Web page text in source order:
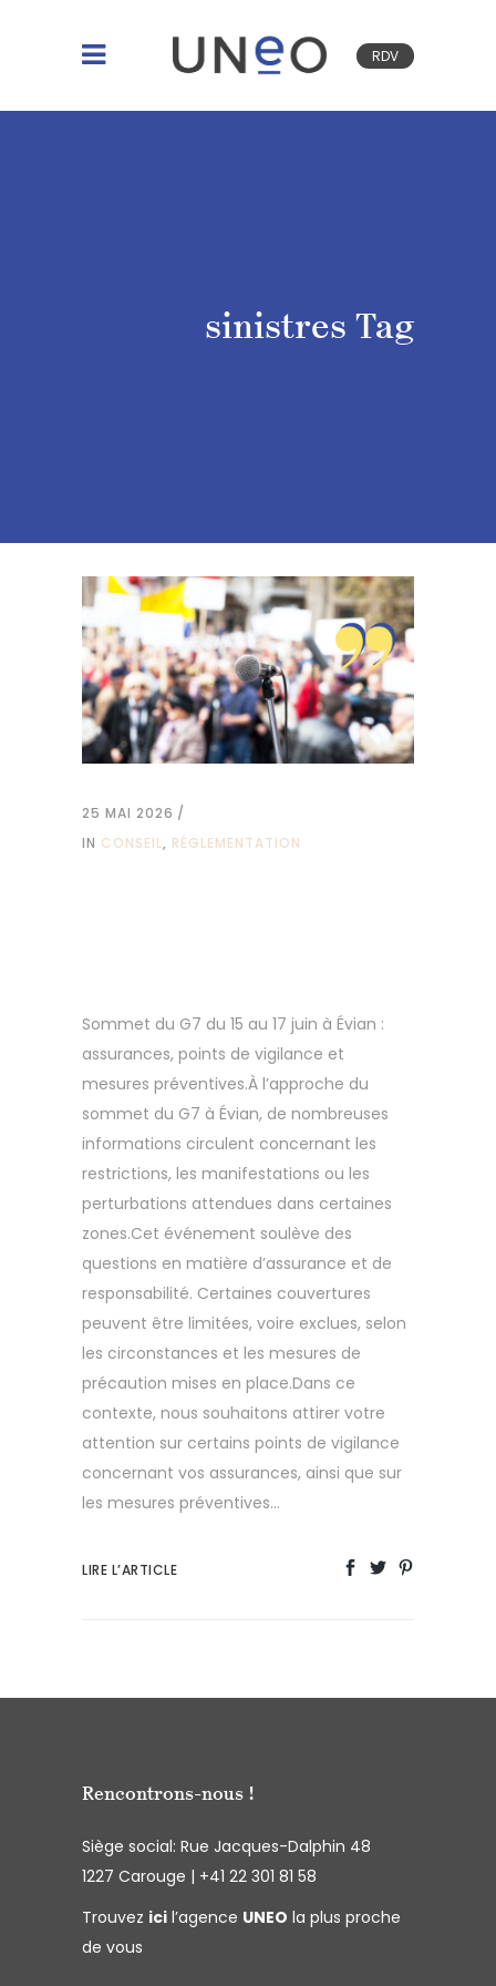
RDV
sinistres Tag
25 MAI 2026
IN CONSEIL, RÉGLEMENTATION
Sommet du G7 du 15 au 17 juin à Évian :
assurances, points de vigilance et
mesures préventives.À l’approche du
sommet du G7 à Évian, de nombreuses
informations circulent concernant les
restrictions, les manifestations ou les
perturbations attendues dans certaines
zones.Cet événement soulève des
questions en matière d’assurance et de
responsabilité. Certaines couvertures
peuvent être limitées, voire exclues, selon
les circonstances et les mesures de
précaution mises en place.Dans ce
contexte, nous souhaitons attirer votre
attention sur certains points de vigilance
concernant vos assurances, ainsi que sur
les mesures préventives...
LIRE L’ARTICLE
Rencontrons-nous !
Siège social: Rue Jacques-Dalphin 48
1227 Carouge | +41 22 301 81 58
Trouvez ici l’agence UNEO la plus proche
de vous